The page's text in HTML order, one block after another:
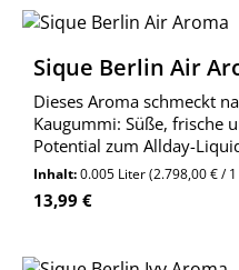
Sique Berlin Air
Dieses Aroma schmeckt
Kaugummi: Süße, frische
Potential zum Allday-
Inhalt:0.005 Liter(2.798,00 € /
Regulärer Preis:
13,99 €